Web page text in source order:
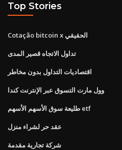
Top Stories
Cotação bitcoin x الحقيقي
تداول الاتجاه قصير المدى
اقتصاديات التداول بدون مخاطر
وول مارت التسوق عبر الإنترنت كندا
طليعة سوق الأسهم الأسهم etf
عقد حر لشراء منزل
شركة تجارية مقدمة